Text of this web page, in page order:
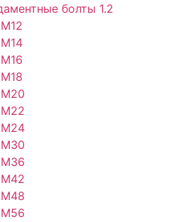
болты 1.2
М14
М20
М22
М24
М30
М36
М42
М48
М56